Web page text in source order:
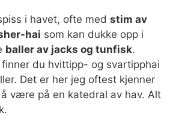
i havet, ofte med stim av
hai som kan dukke opp i
baller av jacks og tunfisk.
du hvittipp- og svartipphai
Det er her jeg oftest kjenner
være på en katedral av hav. Alt